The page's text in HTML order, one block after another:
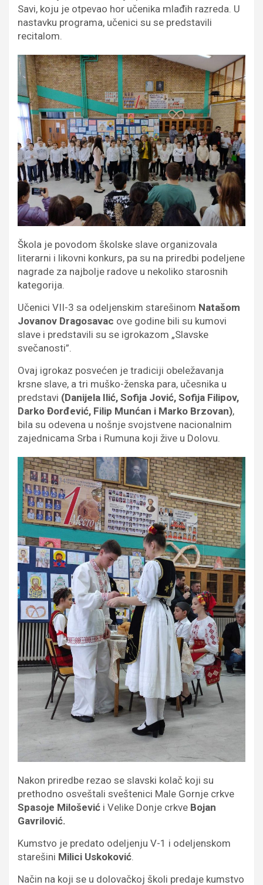
Savi, koju je otpevao hor učenika mlađih razreda. U
nastavku programa, učenici su se predstavili
recitalom.
Škola je povodom školske slave organizovala
literarni i likovni konkurs, pa su na priredbi podeljene
nagrade za najbolje radove u nekoliko starosnih
kategorija.
Učenici VII-3 sa odeljenskim starešinom Natašom
Jovanov Dragosavac ove godine bili su kumovi
slave i predstavili su se igrokazom „Slavske
svečanosti”.
Ovaj igrokaz posvećen je tradiciji obeležavanja
krsne slave, a tri muško-ženska para, učesnika u
predstavi (Danijela Ilić, Sofija Jović, Sofija Filipov,
Darko Đorđević, Filip Munćan i Marko Brzovan),
bila su odevena u nošnje svojstvene nacionalnim
zajednicama Srba i Rumuna koji žive u Dolovu.
Nakon priredbe rezao se slavski kolač koji su
prethodno osveštali sveštenici Male Gornje crkve
Spasoje Milošević i Velike Donje crkve Bojan
Gavrilović.
Kumstvo je predato odeljenju V-1 i odeljenskom
starešini Milici Uskoković.
Način na koji se u dolovačkoj školi predaje kumstvo